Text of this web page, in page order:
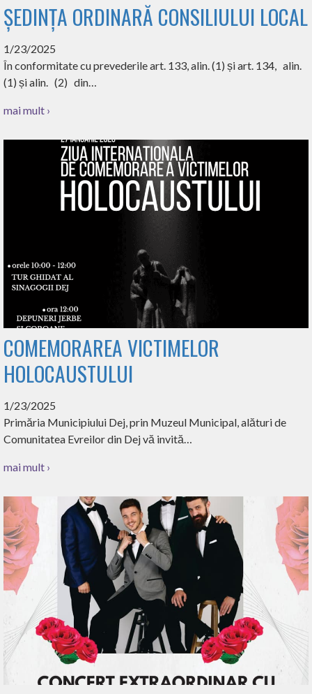
ȘEDINȚA ORDINARĂ CONSILIULUI LOCAL
1/23/2025
În conformitate cu prevederile art. 133, alin. (1) și art. 134, alin.
(1) și alin. (2) din…
mai mult ›
COMEMORAREA VICTIMELOR
HOLOCAUSTULUI
1/23/2025
Primăria Municipiului Dej, prin Muzeul Municipal, alături de
Comunitatea Evreilor din Dej vă invită…
mai mult ›